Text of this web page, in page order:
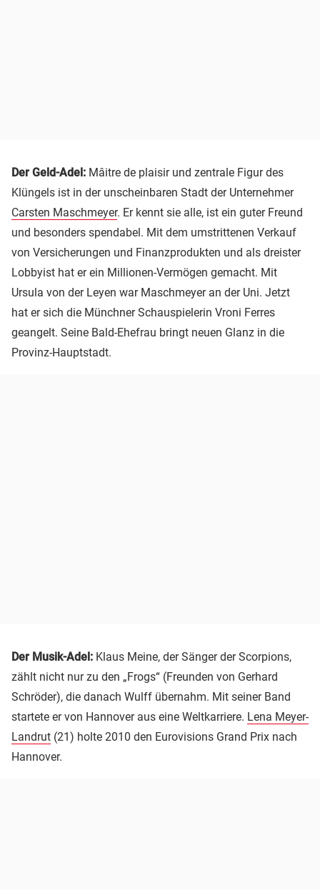
Der Geld-Adel: Mâitre de plaisir und zentrale Figur des
Klüngels ist in der unscheinbaren Stadt der Unternehmer
Carsten Maschmeyer. Er kennt sie alle, ist ein guter Freund
und besonders spendabel. Mit dem umstrittenen Verkauf
von Versicherungen und Finanzprodukten und als dreister
Lobbyist hat er ein Millionen-Vermögen gemacht. Mit
Ursula von der Leyen war Maschmeyer an der Uni. Jetzt
hat er sich die Münchner Schauspielerin Vroni Ferres
geangelt. Seine Bald-Ehefrau bringt neuen Glanz in die
Provinz-Hauptstadt.
Der Musik-Adel: Klaus Meine, der Sänger der Scorpions,
zählt nicht nur zu den „Frogs“ (Freunden von Gerhard
Schröder), die danach Wulff übernahm. Mit seiner Band
startete er von Hannover aus eine Weltkarriere. Lena Meyer-
Landrut (21) holte 2010 den Eurovisions Grand Prix nach
Hannover.